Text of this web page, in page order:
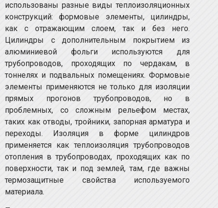
использованы разные виды теплоизоляционных
конструкций: формовые элементы, цилиндры,
как с отражающим слоем, так и без него.
Цилиндры с дополнительным покрытием из
алюминиевой фольги используются для
трубопроводов, проходящих по чердакам, в
тоннелях и подвальных помещениях. Формовые
элементы применяются не только для изоляции
прямых прогонов трубопроводов, но в
проблемных, со сложным рельефом местах,
таких как отводы, тройники, запорная арматура и
переходы. Изоляция в форме цилиндров
применяется как теплоизоляция трубопроводов
отопления в трубопроводах, проходящих как по
поверхности, так и под землей, там, где важны
термозащитные свойства используемого
материала.